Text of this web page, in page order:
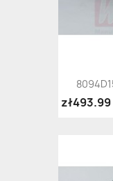
zł493.99